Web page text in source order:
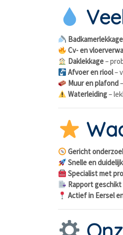
Badkamerlekkage
Cv- en
Daklekkage–
Afvoer en riool–
Muur en plafond
Waterleiding–
Gericht
Snelle en
Specialist met
Rapport
Actief in Eersel